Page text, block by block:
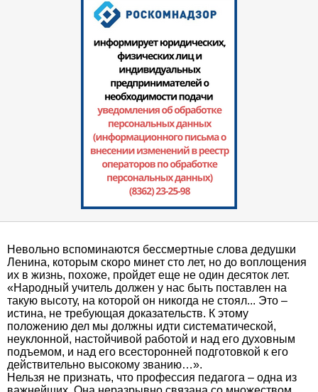
Невольно вспоминаются бессмертные слова дедушки
Ленина, которым скоро минет сто лет, но до воплощения
их в жизнь, похоже, пройдет еще не один десяток лет.
«Народный учитель должен у нас быть поставлен на
такую высоту, на которой он никогда не стоял... Это –
истина, не требующая доказательств. К этому
положению дел мы должны идти систематической,
неуклонной, настойчивой работой и над его духовным
подъемом, и над его всесторонней подготовкой к его
действительно высокому званию…».
Нельзя не признать, что профессия педагога – одна из